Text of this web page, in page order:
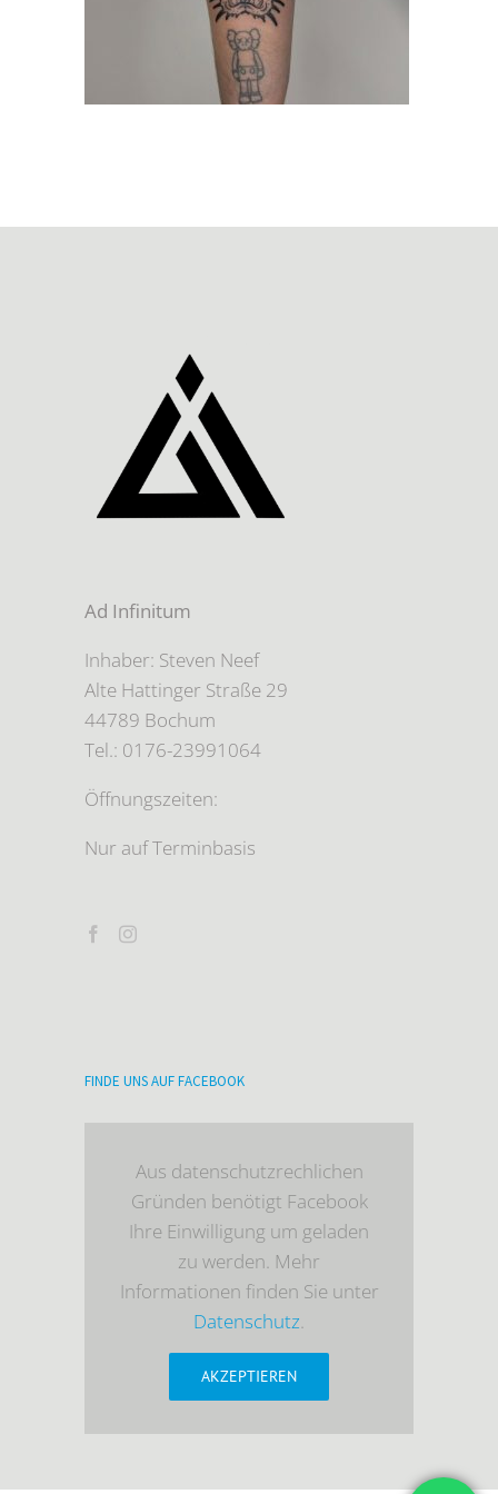
Ad Infinitum
Inhaber: Steven Neef
Alte Hattinger Straße 29
44789 Bochum
Tel.: 0176-23991064
Öffnungszeiten:
Nur auf Terminbasis
FINDE UNS AUF FACEBOOK
Aus datenschutzrechlichen
Gründen benötigt Facebook
Ihre Einwilligung um geladen
zu werden. Mehr
Informationen finden Sie unter
Datenschutz.
AKZEPTIEREN